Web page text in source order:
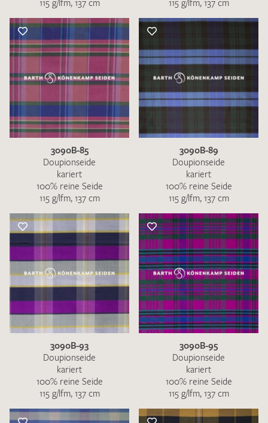
115 g/lfm, 137 cm 115 g/lfm, 137 cm
3090B-85
Doupionseide
kariert
100% reine Seide
115 g/lfm, 137 cm
3090B-89
Doupionseide
kariert
100% reine Seide
115 g/lfm, 137 cm
3090B-93
Doupionseide
kariert
100% reine Seide
115 g/lfm, 137 cm
3090B-95
Doupionseide
kariert
100% reine Seide
115 g/lfm, 137 cm